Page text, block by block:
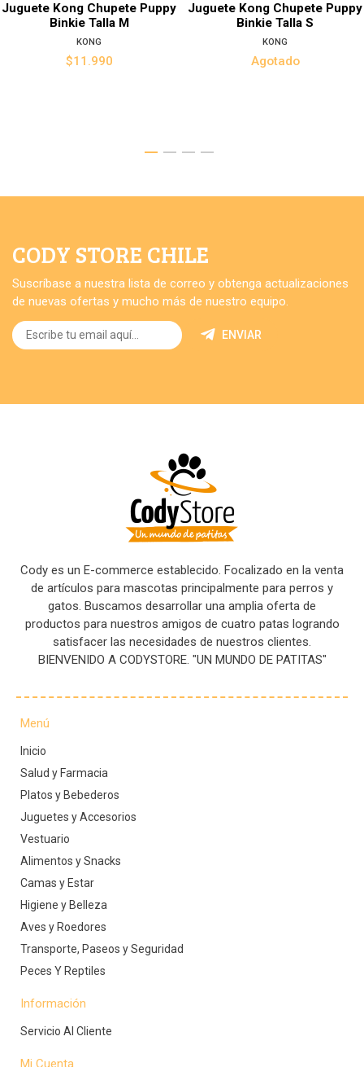
Juguete Kong Chupete Puppy
Binkie Talla M
KONG
$11.990
Juguete Kong Chupete Puppy
Binkie Talla S
KONG
Agotado
CODY STORE CHILE
Suscríbase a nuestra lista de correo y obtenga actualizaciones
de nuevas ofertas y mucho más de nuestro equipo.
ENVIAR
Cody es un E-commerce establecido. Focalizado en la venta
de artículos para mascotas principalmente para perros y
gatos. Buscamos desarrollar una amplia oferta de
productos para nuestros amigos de cuatro patas logrando
satisfacer las necesidades de nuestros clientes.
BIENVENIDO A CODYSTORE. "UN MUNDO DE PATITAS"
Menú
Inicio
Salud y Farmacia
Platos y Bebederos
Juguetes y Accesorios
Vestuario
Alimentos y Snacks
Camas y Estar
Higiene y Belleza
Aves y Roedores
Transporte, Paseos y Seguridad
Peces Y Reptiles
Información
Servicio Al Cliente
Mi Cuenta